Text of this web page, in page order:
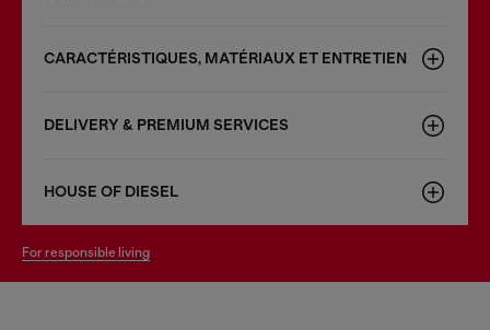
CARACTÉRISTIQUES, MATÉRIAUX ET ENTRETIEN
DELIVERY & PREMIUM SERVICES
HOUSE OF DIESEL
for responsible living